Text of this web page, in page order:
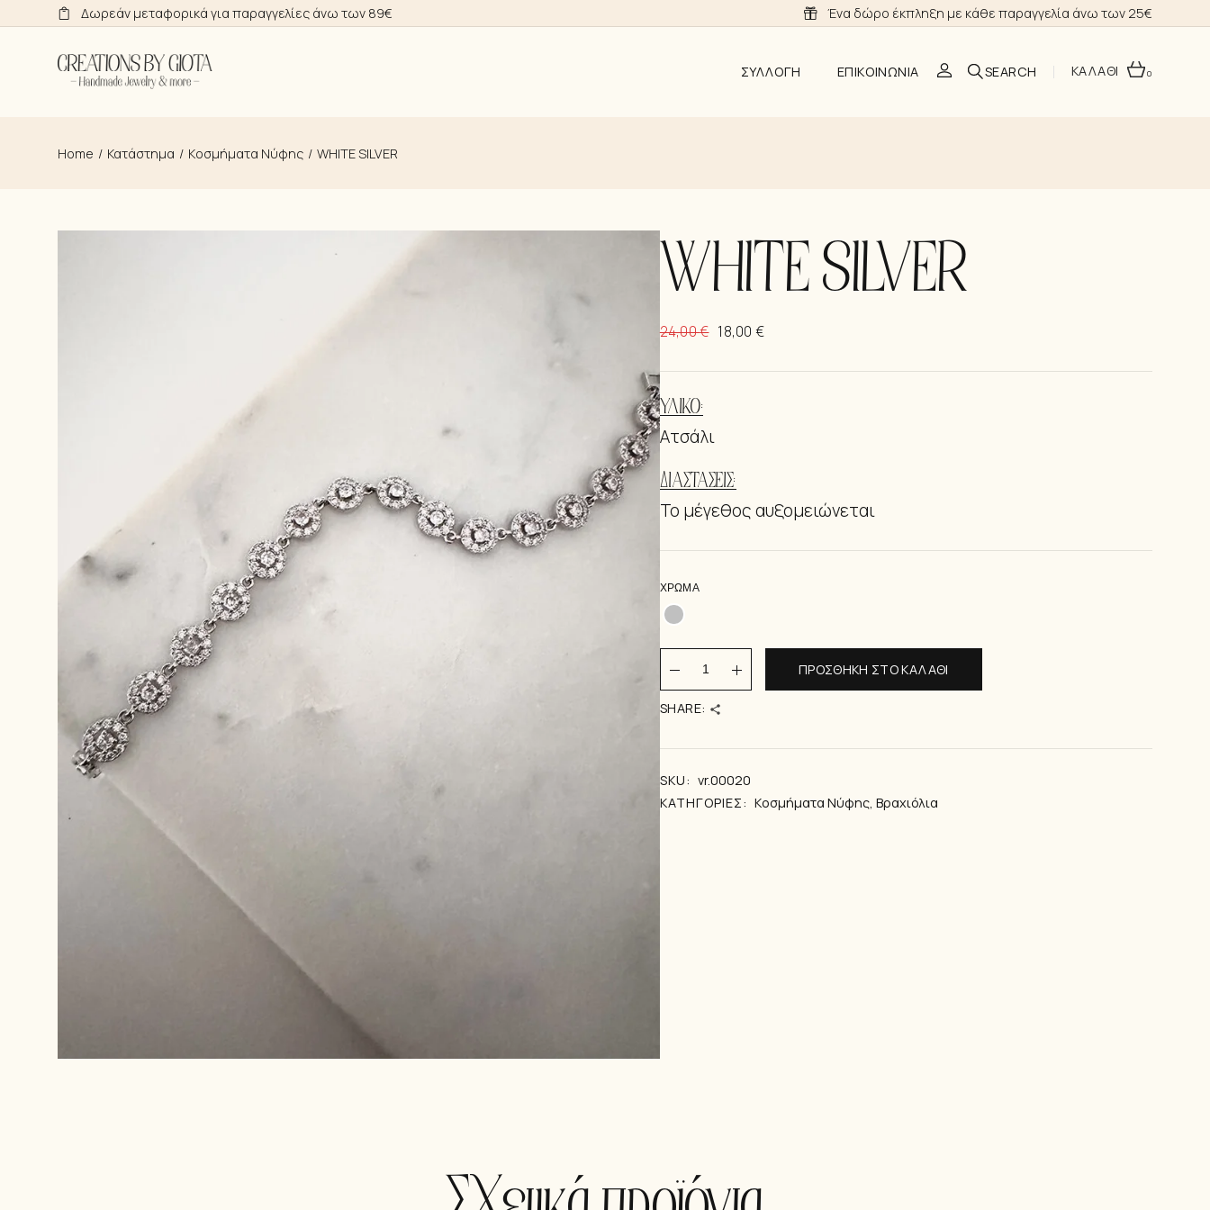
to
content
Δωρεάν μεταφορικά για παραγγελίες άνω των 89€ Ένα δώρο έκπληξη με κάθε παραγγελία άνω των 25€
ΣΥΛΛΟΓΉ
ΛΑΜΨΗ
ΑΝΑΓΈΝΝΗΣΗ
ΣΚΟΥΛΑΡΊΚΙΑ
ΕΠΙΚΟΙΝΩΝΊΑ ΚΑΛΑΘΙ 0
Home Κατάστημα Kοσμήματα Νύφης WHITE SILVER
WHITE SILVER
24,00€ 18,00 €
ΥΛΙΚΌ:
Ατσάλι
ΔΙΑΣΤΆΣΕΙΣ:
Το μέγεθος αυξομειώνεται
ΧΡΏΜΑ
WHITE SILVER quantity
ΠΡΟΣΘΉΚΗ ΣΤΟ ΚΑΛΆΘΙ
SHARE:
SKU: vr.00020
ΚΑΤΗΓΟΡΊΕΣ: Kοσμήματα Νύφης, Βραχιόλια